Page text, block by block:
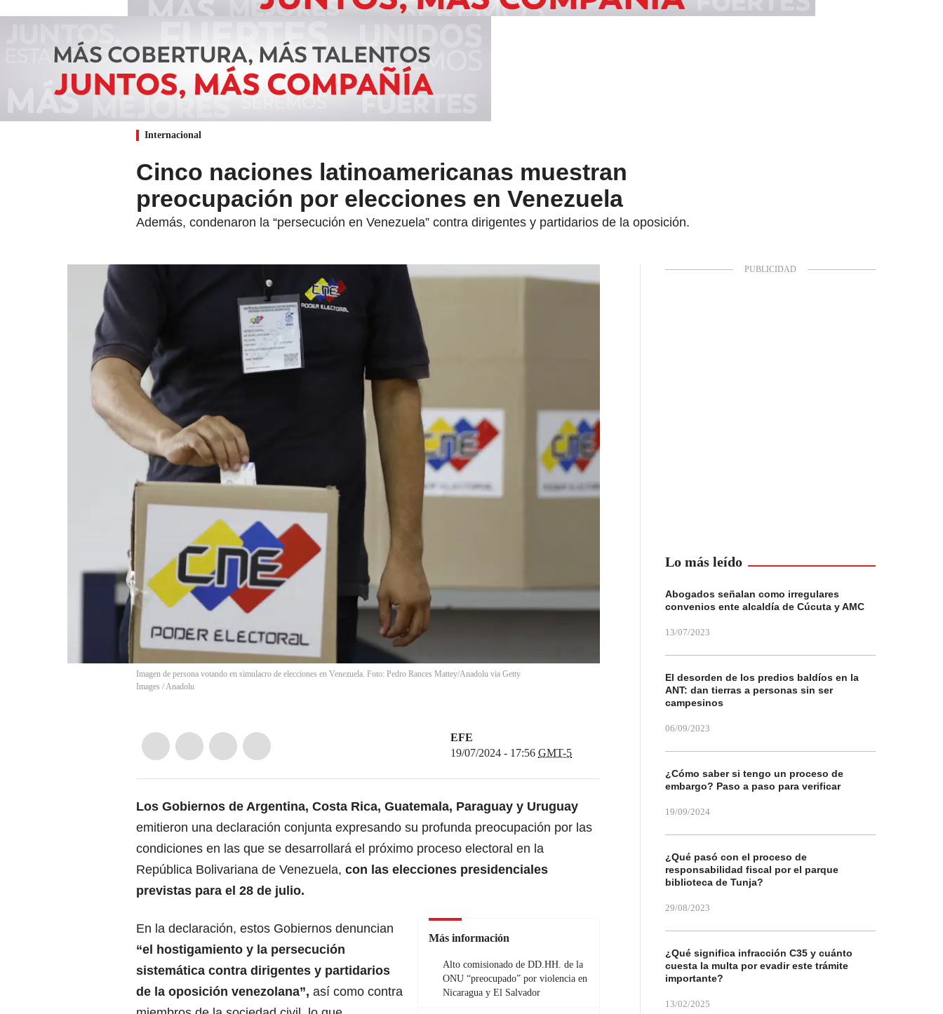
Internacional
Cinco naciones latinoamericanas muestran
preocupación por elecciones en Venezuela
Además, condenaron la “persecución en Venezuela” contra dirigentes y partidarios de la oposición.
Imagen de persona votando en simulacro de elecciones en Venezuela. Foto: Pedro Rances Mattey/Anadolu via Getty
Images /Anadolu
EFE
19/07/2024 - 17:56 GMT-5
Los Gobiernos de Argentina, Costa Rica, Guatemala, Paraguay y Uruguay
emitieron una declaración conjunta expresando su profunda preocupación por las
condiciones en las que se desarrollará el próximo proceso electoral en la
República Bolivariana de Venezuela, con las elecciones presidenciales
previstas para el 28 de julio.
Más información
Alto comisionado de DD.HH. de la
ONU “preocupado” por violencia en
Nicaragua y El Salvador
En la declaración, estos Gobiernos denuncian
“el hostigamiento y la persecución
sistemática contra dirigentes y partidarios
de la oposición venezolana”, así como contra
Lo más leído
Abogados señalan como irregulares
convenios ente alcaldía de Cúcuta y AMC
13/07/2023
El desorden de los predios baldíos en la
ANT: dan tierras a personas sin ser
campesinos
06/09/2023
¿Cómo saber si tengo un proceso de
embargo? Paso a paso para verificar
19/09/2024
¿Qué pasó con el proceso de
responsabilidad fiscal por el parque
biblioteca de Tunja?
29/08/2023
¿Qué significa infracción C35 y cuánto
cuesta la multa por evadir este trámite
importante?
13/02/2025